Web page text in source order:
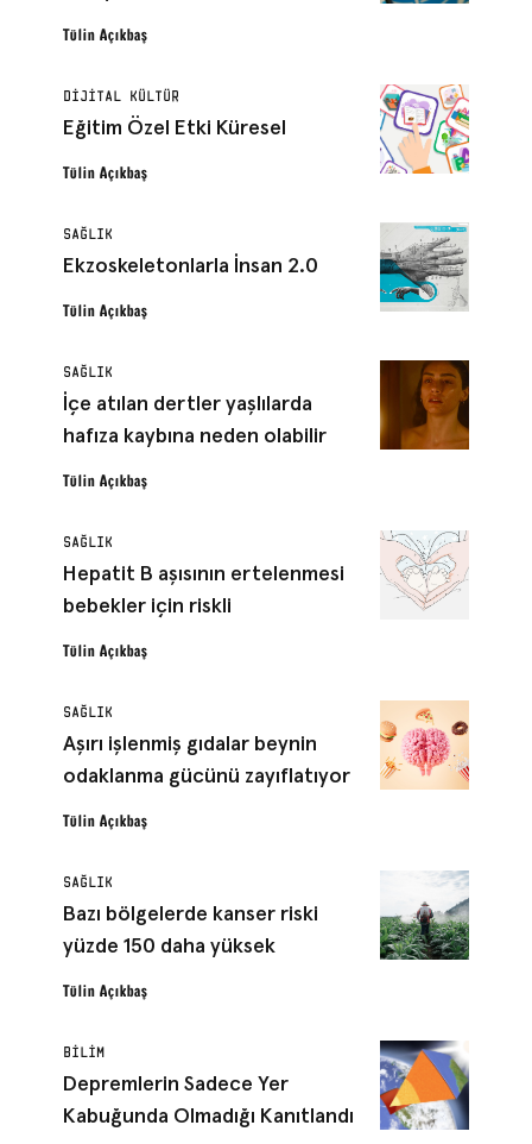
Tülin Açıkbaş
DIJITAL KÜLTÜR
Eğitim Özel Etki Küresel
Tülin Açıkbaş
SAĞLIK
Ekzoskeletonlarla İnsan 2.0
Tülin Açıkbaş
SAĞLIK
İçe atılan dertler yaşlılarda
hafıza kaybına neden olabilir
Tülin Açıkbaş
SAĞLIK
Hepatit B aşısının ertelenmesi
bebekler için riskli
Tülin Açıkbaş
SAĞLIK
Aşırı işlenmiş gıdalar beynin
odaklanma gücünü zayıflatıyor
Tülin Açıkbaş
SAĞLIK
Bazı bölgelerde kanser riski
yüzde 150 daha yüksek
Tülin Açıkbaş
BILIM
Depremlerin Sadece Yer
Kabuğunda Olmadığı Kanıtlandı